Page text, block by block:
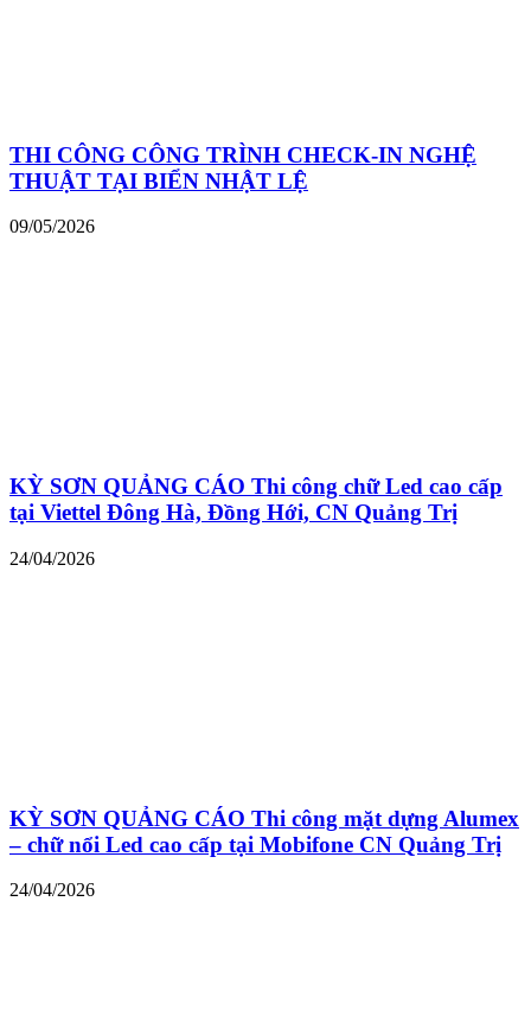
THI CÔNG CÔNG TRÌNH CHECK-IN NGHỆ
THUẬT TẠI BIỂN NHẬT LỆ
09/05/2026
KỲ SƠN QUẢNG CÁO Thi công chữ Led cao cấp
tại Viettel Đông Hà, Đồng Hới, CN Quảng Trị
24/04/2026
KỲ SƠN QUẢNG CÁO Thi công mặt dựng Alumex
– chữ nổi Led cao cấp tại Mobifone CN Quảng Trị
24/04/2026